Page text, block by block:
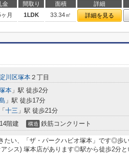
金 間取り 面積 詳細
月 1LDK 33.34㎡ 詳細を見る
川区塚本 ２丁目
本 」駅 徒歩2分
」駅 徒歩17分
「 十三 」駅 徒歩21分
14階建 構造 鉄筋コンクリート
たい、「ザ・パークハビオ塚本」です◎歩
シス) 塚本店があります◎駅から徒歩2分と